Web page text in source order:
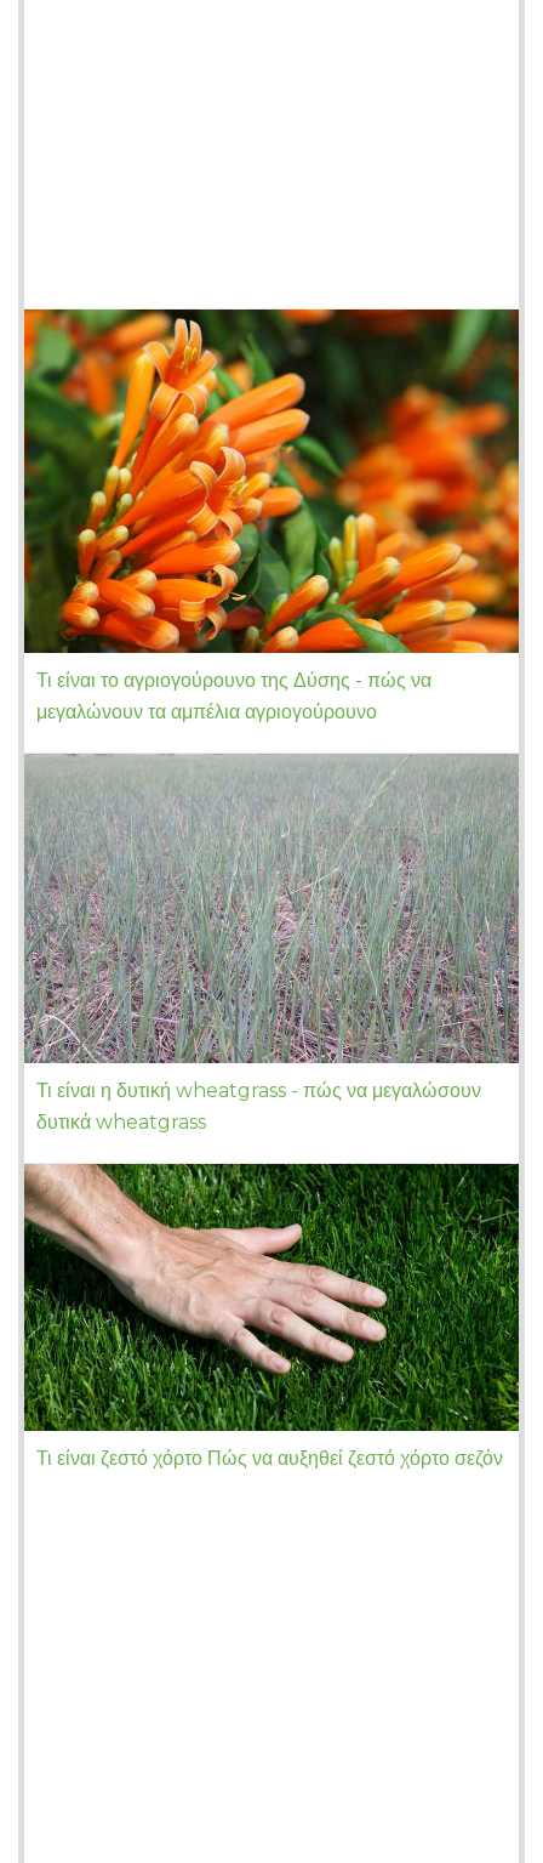
Τι είναι το αγριογούρουνο της Δύσης - πώς να
μεγαλώνουν τα αμπέλια αγριογούρουνο
Τι είναι η δυτική wheatgrass - πώς να μεγαλώσουν
δυτικά wheatgrass
Τι είναι ζεστό χόρτο Πώς να αυξηθεί ζεστό χόρτο σεζόν